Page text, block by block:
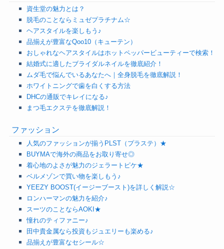
資生堂の魅力とは？
脱毛のことならミュゼプラチナム☆
ヘアスタイルを楽しもう♪
品揃えが豊富なQoo10（キューテン）
おしゃれなヘアスタイルはホットペッパービューティーで検索！
結婚式に適したブライダルネイルを徹底紹介！
ムダ毛で悩んでいるあなたへ｜全身脱毛を徹底解説！
ホワイトニングで歯を白くする方法
DHCの通販でキレイになる♪
まつ毛エクステを徹底解説！
ファッション
人気のファッションが揃うPLST（プラステ）★
BUYMAで海外の商品をお取り寄せ◎
着心地のよさが魅力のジェラートピケ★
ベルメゾンで買い物を楽しもう♪
YEEZY BOOST(イージーブースト)を詳しく解説☆
ロンハーマンの魅力を紹介♪
スーツのことならAOKI★
憧れのティファニー♪
田中貴金属なら投資もジュエリーも楽める♪
品揃えが豊富なセシール☆